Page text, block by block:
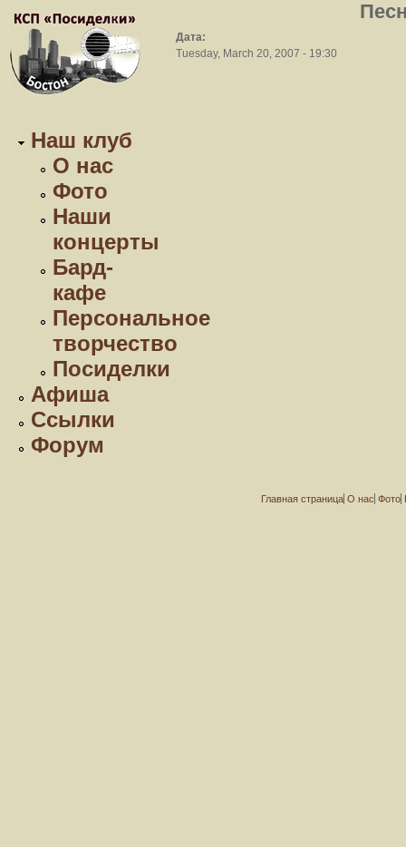
Наш клуб
О нас
Фото
Наши
концерты
Бард-
кафе
Персональное
творчество
Посиделки
Афиша
Ссылки
Форум
Дата:
Tuesday, March 20, 2007 - 19:30
Главная страница О нас Фото